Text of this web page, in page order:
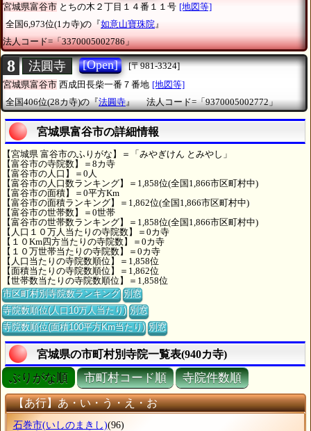
宮城県富谷市 とちの木２丁目１４番１１号 [地図等]
全国6,973位(1カ寺)の『如意山寶珠院 』
法人コード=「3370005002786」
8 法圓寺 [Open]
[〒981-3324]
宮城県富谷市 西成田長柴一番７番地 [地図等]
全国406位(28カ寺)の『法圓寺』 法人コード=「9370005002772」
宮城県富谷市の詳細情報
【宮城県 富谷市のふりがな】＝「みやぎけん とみやし」
【富谷市の寺院数】＝8カ寺
【富谷市の人口】＝0人
【富谷市の人口数ランキング】＝1,858位(全国1,866市区町村中)
【富谷市の面積】＝0平方Km
【富谷市の面積ランキング】＝1,862位(全国1,866市区町村中)
【富谷市の世帯数】＝0世帯
【富谷市の世帯数ランキング】＝1,858位(全国1,866市区町村中)
【人口１０万人当たりの寺院数】＝0カ寺
【１０Km四方当たりの寺院数】＝0カ寺
【１０万世帯当たりの寺院数】＝0カ寺
【人口当たりの寺院数順位】＝1,858位
【面積当たりの寺院数順位】＝1,862位
【世帯数当たりの寺院数順位】＝1,858位
市区町村別寺院数ランキング 別窓
寺院数順位(人口10万人当たり) 別窓
寺院数順位(面積100平方Km当たり) 別窓
宮城県の市町村別寺院一覧表(940カ寺)
ぶりがな順 市町村コード順 寺院件数順
【あ行】あ・い・う・え・お
石巻市(いしのまきし)(96)